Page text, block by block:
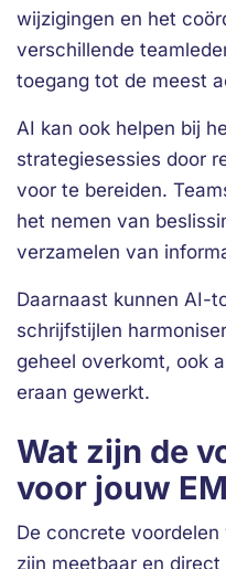
wijzigingen en het
verschillende
toegang tot de meest
AI kan ook helpen bij
strategiesessies door
voor te bereiden.
het nemen van
verzamelen van
Daarnaast kunnen AI-
schrijfstijlen
geheel overkomt, ook
eraan gewerkt.
Wat zijn de
voor jouw
De concrete
zijn meetbaar en direct